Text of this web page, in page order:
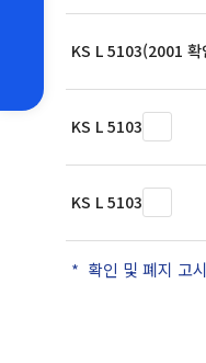
KS L 5103(2001 확
KS L 5103
KS L 5103
확인 및 폐지 고